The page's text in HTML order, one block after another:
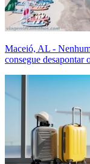
Maceió, AL -
consegue desapontar